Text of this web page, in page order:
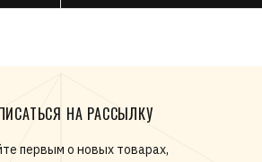
НА РАССЫЛКУ
первым о новых товарах,